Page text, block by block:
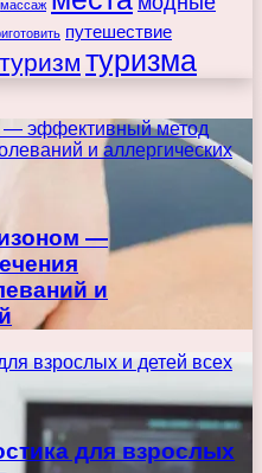
массаж
путешествие
туризм туризма
— эффективный метод
и аллергических
—
и
взрослых и детей всех
для взрослых